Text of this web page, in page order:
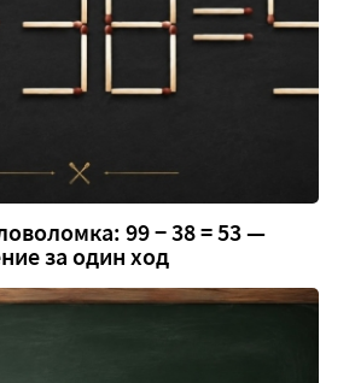
99 − 38 = 53 —
за один ход